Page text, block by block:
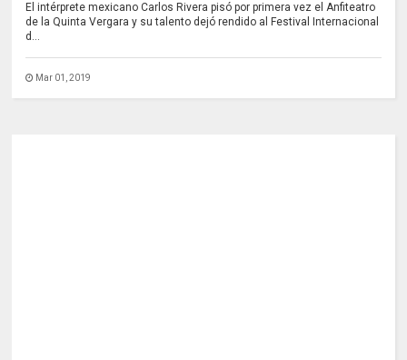
El intérprete mexicano Carlos Rivera pisó por primera vez el Anfiteatro
de la Quinta Vergara y su talento dejó rendido al Festival Internacional
d...
Mar 01, 2019